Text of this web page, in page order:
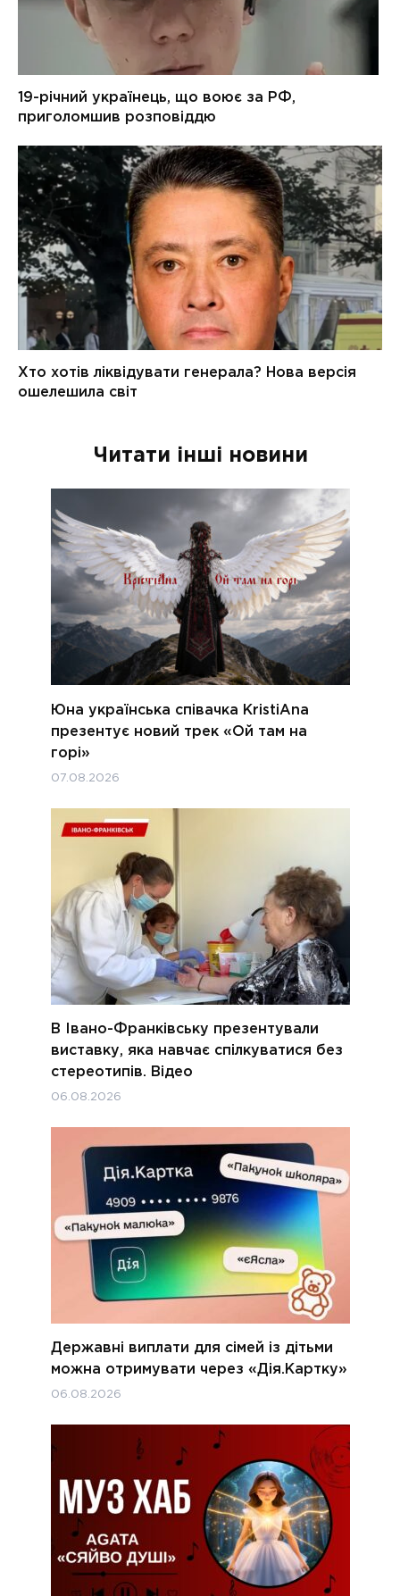
Читати інші новини
Юна українська співачка KristiAna
презентує новий трек «Ой там на
горі»
07.08.2026
В Івано-Франківську презентували
виставку, яка навчає спілкуватися без
стереотипів. Відео
06.08.2026
Державні виплати для сімей із дітьми
можна отримувати через «Дія.Картку»
06.08.2026